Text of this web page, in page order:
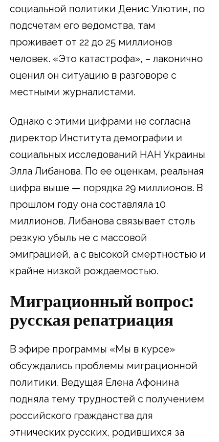
социальной политики Денис Улютин, по
подсчетам его ведомства, там
проживает от 22 до 25 миллионов
человек. «Это катастрофа», – лаконично
оценил он ситуацию в разговоре с
местными журналистами.
Однако с этими цифрами не согласна
директор Института демографии и
социальных исследований НАН Украины
Элла Либанова. По ее оценкам, реальная
цифра выше — порядка 29 миллионов. В
прошлом году она составляла 10
миллионов. Либанова связывает столь
резкую убыль не с массовой
эмиграцией, а с высокой смертностью и
крайне низкой рождаемостью.
Миграционный вопрос:
русская репатриация
В эфире программы «Мы в курсе»
обсуждались проблемы миграционной
политики. Ведущая Елена Афонина
подняла тему трудностей с получением
российского гражданства для
этнических русских, родившихся за